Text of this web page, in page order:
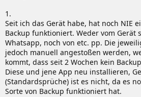
1.
Seit ich das Gerät habe, hat noch NIE
Backup funktioniert. Weder vom Gerät
Whatsapp, noch von etc. pp. Die
jedoch manuell angestoßen werden,
kommt, dass seit 2 Wochen kein
Diese und jene App neu installieren,
(Standardsprüche) ist es nicht, da es
Sorte von Backup funktioniert hat.